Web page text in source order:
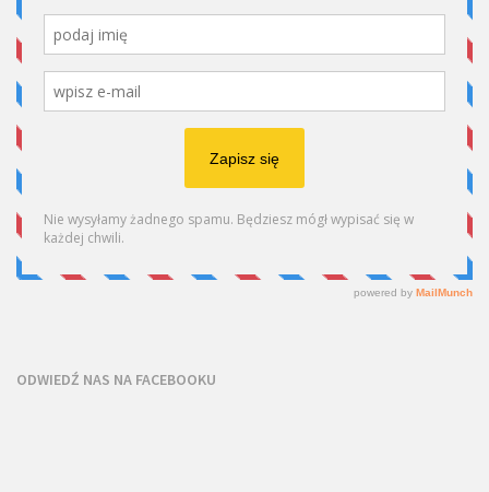
ODWIEDŹ NAS NA FACEBOOKU